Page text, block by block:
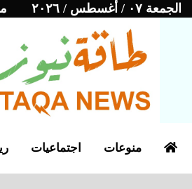
الجمعة ٠٧ / أغسطس / ٢٠٢٦
اجتماعيات منوعات